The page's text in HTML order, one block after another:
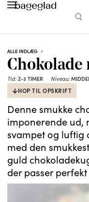
ALLE INDLÆG
Chokolade
Tid: 2-3 TIMER Niveau:
HOP TIL OPSKRIFT
Denne smukke
imponerende ud,
svampet og luftig
med den
guld
der passer